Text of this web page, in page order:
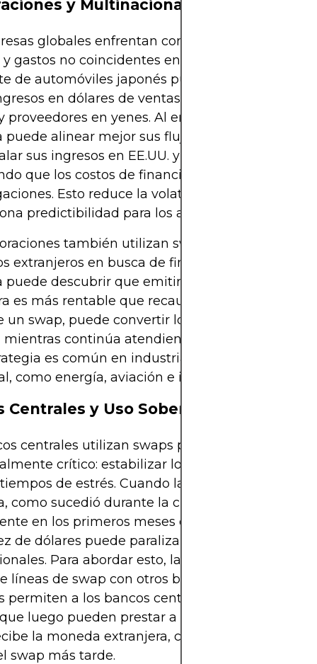
y Multinacionales
globales enfrentan con frecuencia el
y gastos no coincidentes en diferentes monedas.
de automóviles japonés puede obtener la
en dólares de ventas en EE.UU., pero
proveedores en yenes. Al entrar en un swap de
puede alinear mejor sus flujos de caja. Recibe
sus ingresos en EE.UU. y paga intereses en
que los costos de financiación reflejen la
Esto reduce la volatilidad de los
predictibilidad para los accionistas.
también utilizan swaps para
extranjeros en busca de financiación más
puede descubrir que emitir bonos en una
es más rentable que recaudar capital en su
un swap, puede convertir los ingresos a su
mientras continúa atendiendo el bono en la
es común en industrias con altos
como energía, aviación e infraestructura.
Centrales y Uso Soberano
centrales utilizan swaps para un propósito
crítico: estabilizar los sistemas
de estrés. Cuando la demanda global de
como sucedió durante la crisis financiera de
en los primeros meses de la pandemia de
de dólares puede paralizar los mercados
Para abordar esto, la Reserva Federal de
líneas de swap con otros bancos centrales.
permiten a los bancos centrales extranjeros
luego pueden prestar a bancos nacionales.
la moneda extranjera, con ambas partes
swap más tarde.